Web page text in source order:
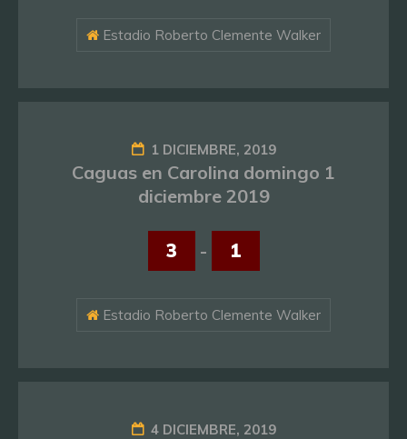
Estadio Roberto Clemente Walker
1 DICIEMBRE, 2019
Caguas en Carolina domingo 1
diciembre 2019
3 - 1
Estadio Roberto Clemente Walker
4 DICIEMBRE, 2019